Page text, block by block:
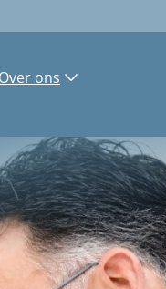
ons